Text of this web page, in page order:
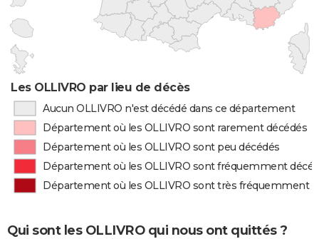
Les OLLIVRO par lieu de décès
Aucun OLLIVRO n'est décédé dans ce département
Département où les OLLIVRO sont rarement décédés
Département où les OLLIVRO sont peu décédés
Département où les OLLIVRO sont fréquemment
Département où les OLLIVRO sont très fréquemment
Qui sont les OLLIVRO qui nous ont quittés ?